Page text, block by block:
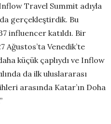
Travel Summit adıyla
gerçekleştirdik. Bu
influencer katıldı. Bir
Ağustos’ta Venedik’te
küçük çaplıydı ve Inflow
da ilk uluslararası
arasında Katar’ın Doha